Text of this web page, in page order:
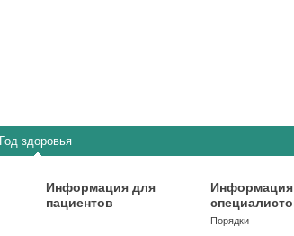
Год здоровья
Информация для
пациентов
Порядки